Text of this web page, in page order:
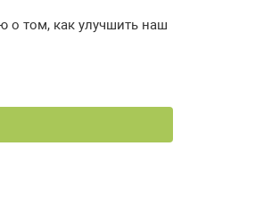
о том, как улучшить наш